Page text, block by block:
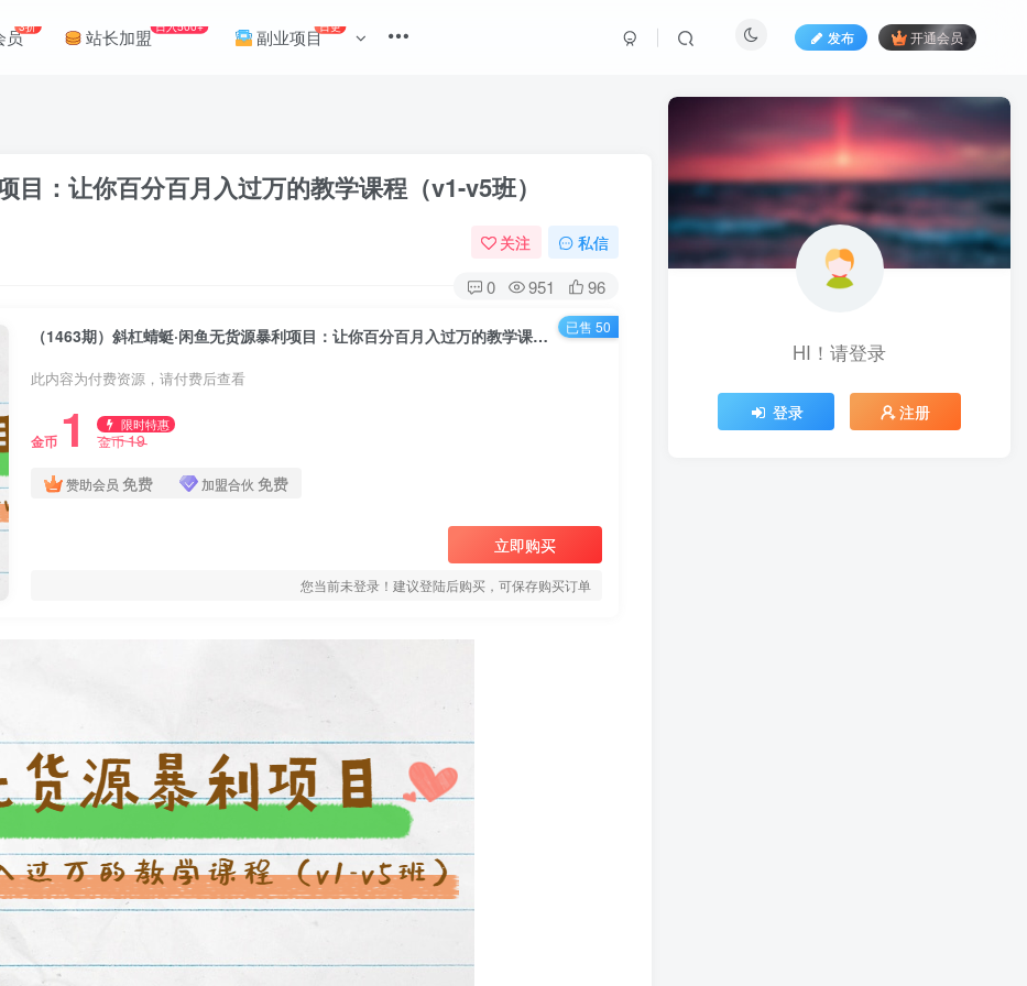
员3折 站长加盟日入500+ 副业项目日更
发布 开通会员
目：让你百分百月入过万的教学课程（v1-v5班）
关注 私信
0 951 96
（1463期）斜杠蜻蜓·闲鱼无货源暴利项目：让你百分百月入过万的教学课程（v1-v5班）
此内容为付费资源，请付费后查看
金币 1 限时特惠
金币19
赞助会员 免费 加盟合伙 免费
立即购买
您当前未登录！建议登陆后购买，可保存购买订单
已售 50
HI！请登录
登录 注册